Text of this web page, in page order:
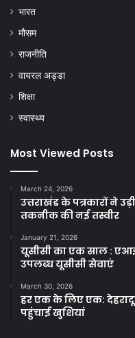
भारत
मौसम
राजनीति
वायरल अड्डा
शिक्षा
स्वास्थ्य
Most Viewed Posts
March 24, 2026
उत्तराखंड के पत्रकारों ने
तकनीक की नई तस्वीर
January 21, 2026
यूसीसी का एक साल :
उपलब्ध यूसीसी सेवाएं
March 30, 2026
हर एक के लिए एक:
पहुंचाई खुशियां